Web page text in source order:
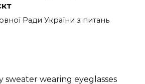
Ради України з питань